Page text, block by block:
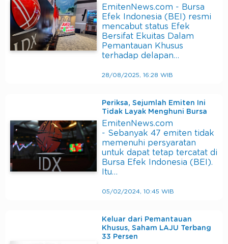
EmitenNews.com - Bursa
Efek Indonesia (BEI) resmi
mencabut status Efek
Bersifat Ekuitas Dalam
Pemantauan Khusus
terhadap delapan…
28/08/2025, 16:28 WIB
Periksa, Sejumlah Emiten Ini
Tidak Layak Menghuni Bursa
EmitenNews.com
- Sebanyak 47 emiten tidak
memenuhi persyaratan
untuk dapat tetap tercatat di
Bursa Efek Indonesia (BEI).
Itu…
05/02/2024, 10:45 WIB
Keluar dari Pemantauan
Khusus, Saham LAJU Terbang
33 Persen